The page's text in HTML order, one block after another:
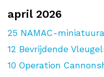
april 2026
25 NAMAC-
12 Bevrijdende
10 Operation